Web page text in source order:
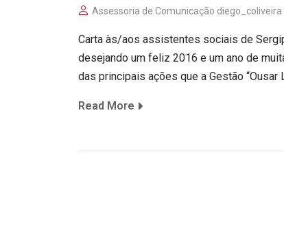
Assessoria de Comunicação diego_coliveira
Carta às/aos assistentes sociais de
desejando um feliz 2016 e um ano de
das principais ações que a Gestão “Ousar
Read More